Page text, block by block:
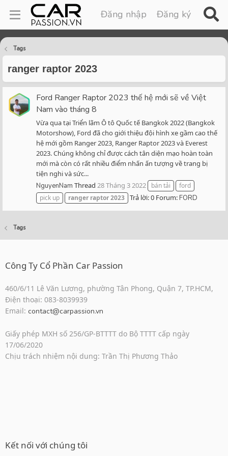
Đăng nhập Đăng ký
Tags
ranger raptor 2023
Ford Ranger Raptor 2023 thế hệ mới sẽ về Việt
Nam vào tháng 8
Vừa qua tại Triển lãm Ô tô Quốc tế Bangkok 2022 (Bangkok
Motorshow), Ford đã cho giới thiệu đội hình xe gầm cao thế
hệ mới gồm Ranger 2023, Ranger Raptor 2023 và Everest
2023. Chúng không chỉ được cách tân diện mạo hoàn toàn
mới mà còn có rất nhiều điểm nhấn ấn tượng về trang bị
tiện nghi và sức...
NguyenNam Thread 28 Tháng 3 2022 bán tải
ford
pick up
ranger raptor2023 Trả lời: 0 Forum:FORD
Tags
Công Ty Cổ Phần Car Passion
460/6/11 Lê Văn Lương, phường Tân Phong, Quận 7, TP.HCM,
Điện thoại: 083-8039939
Email: contact@carpassion.vn
Giấy phép MXH số 256/GP-BTTTT do Bộ TTTT cấp ngày
17/06/2020
Chịu trách nhiệm nội dung: Trần Thị Phương Thảo
Kết nối với chúng tôi